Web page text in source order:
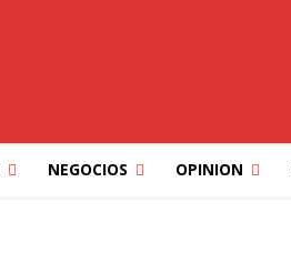
NEGOCIOS OPINION